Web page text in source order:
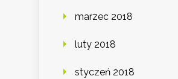
marzec 2018
luty 2018
styczeń 2018